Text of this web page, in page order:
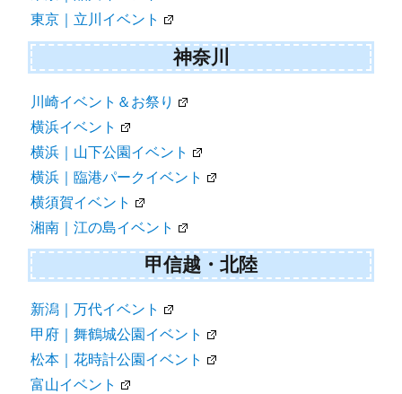
東京｜立川イベント
神奈川
川崎イベント＆お祭り
横浜イベント
横浜｜山下公園イベント
横浜｜臨港パークイベント
横須賀イベント
湘南｜江の島イベント
甲信越・北陸
新潟｜万代イベント
甲府｜舞鶴城公園イベント
松本｜花時計公園イベント
富山イベント